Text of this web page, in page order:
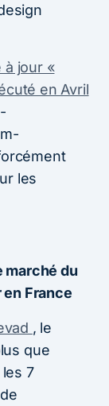
à jour «
en Avril
les
marché du
France
, le
que
7